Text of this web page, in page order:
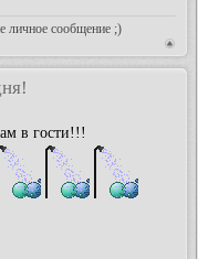
личное сообщение ;)
в гости!!!